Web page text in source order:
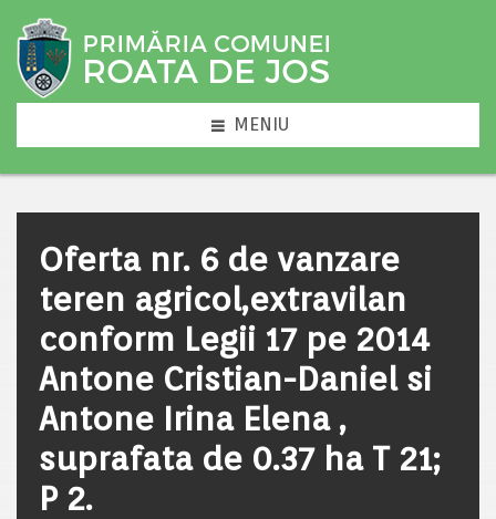
MENIU
Oferta nr. 6 de vanzare
teren agricol,extravilan
conform Legii 17 pe 2014
Antone Cristian-Daniel si
Antone Irina Elena ,
suprafata de 0.37 ha T 21;
P 2.